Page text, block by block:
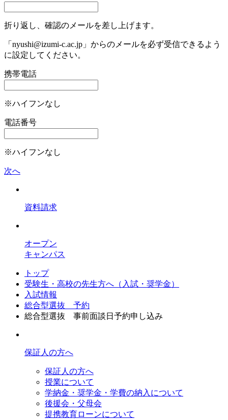
折り返し、確認のメールを差し上げます。
「nyushi@izumi-c.ac.jp」からのメールを必ず受信できるよう
に設定してください。
携帯電話
※ハイフンなし
電話番号
※ハイフンなし
次へ
資料請求
オープン
キャンパス
トップ
受験生・高校の先生方へ（入試・奨学金）
入試情報
総合型選抜 予約
総合型選抜 事前面談日予約申し込み
保証人の方へ
保証人の方へ
授業について
学納金・奨学金・学費の納入について
後援会・父母会
提携教育ローンについて